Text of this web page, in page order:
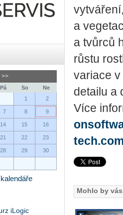
>>
Pá So
Ne
1
2
7 8 9
14 15 16
21 22 23
28 29 30
iLogic
a
a tvůrců
růstu
variace
detailu a
Více
Mohlo by